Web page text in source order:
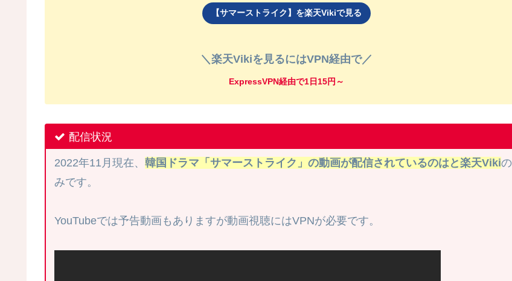
【サマーストライク】を楽天Vikiで見る
＼楽天Vikiを見るにはVPN経由で／
ExpressVPN経由で1日15円～
配信状況
2022年11月現在、韓国ドラマ「サマーストライク」の動画が配信されているのはと楽天Vikiの
みです。
YouTubeでは予告動画もありますが動画視聴にはVPNが必要です。